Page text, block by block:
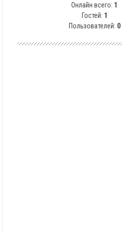
Онлайн всего: 1
Гостей: 1
Пользователей: 0